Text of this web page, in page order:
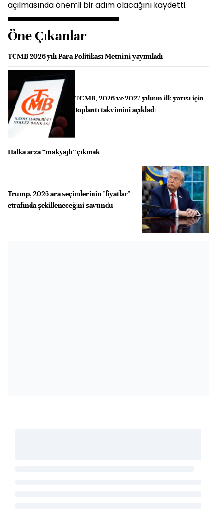
açılmasında önemli bir adım olacağını kaydetti.
Öne Çıkanlar
TCMB 2026 yılı Para Politikası Metni'ni yayımladı
TCMB, 2026 ve 2027 yılının ilk yarısı için
toplantı takvimini açıkladı
Halka arza “makyajlı” çıkmak
Trump, 2026 ara seçimlerinin "fiyatlar"
etrafında şekilleneceğini savundu